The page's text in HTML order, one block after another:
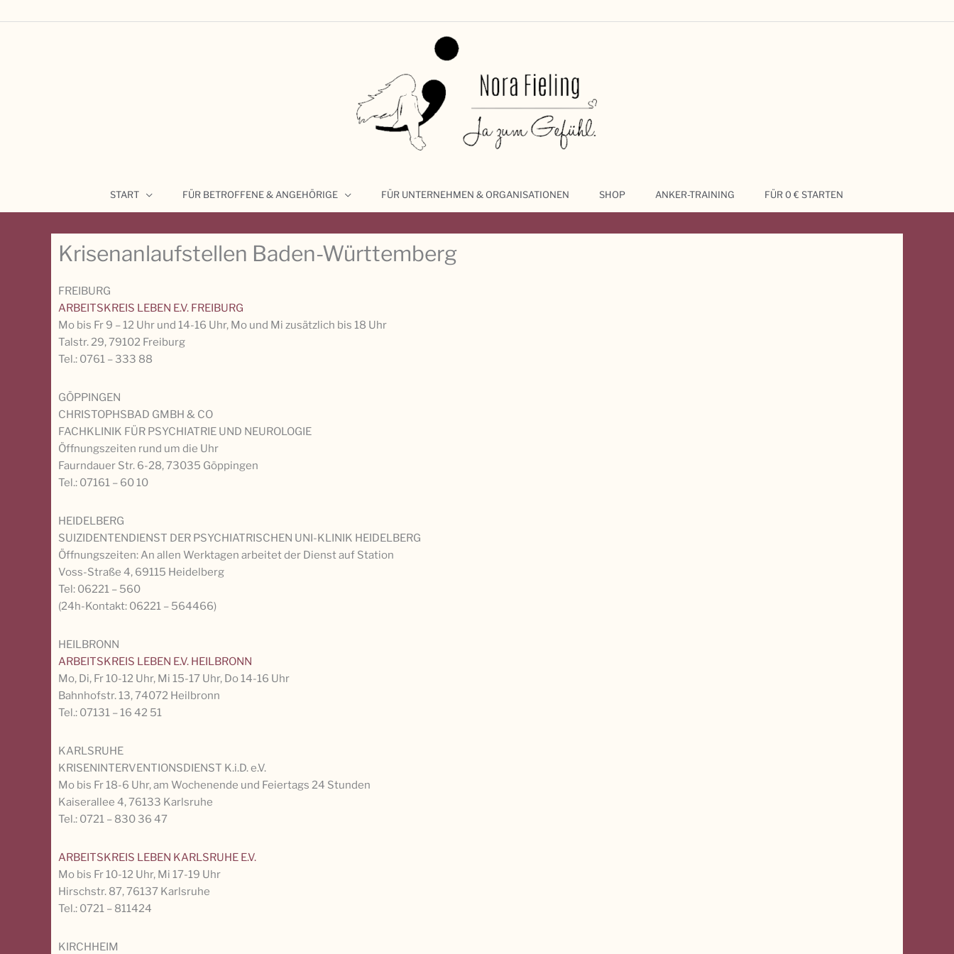
Inhalt
START FÜR BETROFFENE & ANGEHÖRIGE FÜR UNTERNEHMEN & ORGANISATIONEN SHOP ANKER-TRAINING FÜR 0 € STARTEN
Krisenanlaufstellen Baden-Württemberg
FREIBURG
ARBEITSKREIS LEBEN E.V. FREIBURG
Mo bis Fr 9 – 12 Uhr und 14-16 Uhr, Mo und Mi zusätzlich bis 18 Uhr
Talstr. 29, 79102 Freiburg
Tel.: 0761 – 333 88
GÖPPINGEN
CHRISTOPHSBAD GMBH & CO
FACHKLINIK FÜR PSYCHIATRIE UND NEUROLOGIE
Öffnungszeiten rund um die Uhr
Faurndauer Str. 6-28, 73035 Göppingen
Tel.: 07161 – 60 10
HEIDELBERG
SUIZIDENTENDIENST DER PSYCHIATRISCHEN UNI-KLINIK HEIDELBERG
Öffnungszeiten: An allen Werktagen arbeitet der Dienst auf Station
Voss-Straße 4, 69115 Heidelberg
Tel: 06221 – 560
(24h-Kontakt: 06221 – 564466)
HEILBRONN
ARBEITSKREIS LEBEN E.V. HEILBRONN
Mo, Di, Fr 10-12 Uhr, Mi 15-17 Uhr, Do 14-16 Uhr
Bahnhofstr. 13, 74072 Heilbronn
Tel.: 07131 – 16 42 51
KARLSRUHE
KRISENINTERVENTIONSDIENST K.i.D. e.V.
Mo bis Fr 18-6 Uhr, am Wochenende und Feiertags 24 Stunden
Kaiserallee 4, 76133 Karlsruhe
Tel.: 0721 – 830 36 47
ARBEITSKREIS LEBEN KARLSRUHE E.V.
Mo bis Fr 10-12 Uhr, Mi 17-19 Uhr
Hirschstr. 87, 76137 Karlsruhe
Tel.: 0721 – 811424
KIRCHHEIM